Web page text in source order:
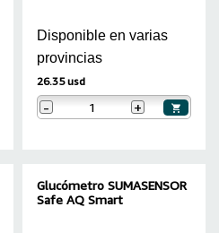
Disponible en varias
provincias
26.35 usd
- +
Glucómetro SUMASENSOR
Safe AQ Smart